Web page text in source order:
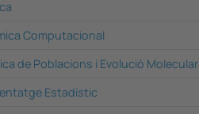
Computacional
de Poblacions i Evolució Molecular
Estadístic